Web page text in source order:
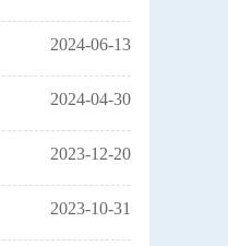
2024-06-13
2024-04-30
2023-12-20
2023-10-31